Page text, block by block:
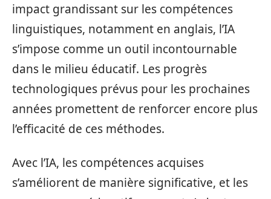
impact grandissant sur les compétences
linguistiques, notamment en anglais, l’IA
s’impose comme un outil incontournable
dans le milieu éducatif. Les progrès
technologiques prévus pour les prochaines
années promettent de renforcer encore plus
l’efficacité de ces méthodes.
Avec l’IA, les compétences acquises
s’améliorent de manière significative, et les